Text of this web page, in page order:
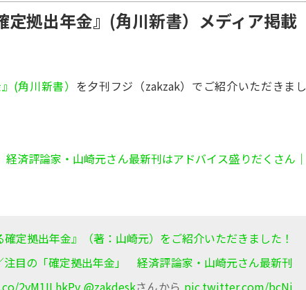
定拠出年金』(角川新書）メディア掲載
(角川新書） を夕刊フジ（zakzak）でご紹介いただきまし
済評論家・山崎元さん最新刊はアドバイス盛りだくさん｜
定拠出年金』（著：山崎元）をご紹介いただきました！
注目の「確定拠出年金」 経済評論家・山崎元さん最新刊
2vM1ILhkPv @zakdeskさんから pic.twitter.com/bcNj